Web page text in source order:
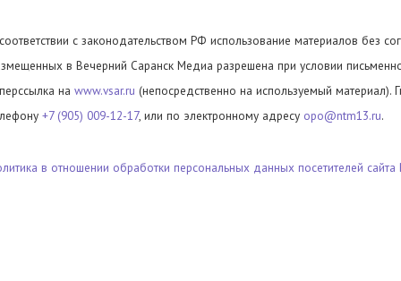
с законодательством РФ использование материалов без
в Вечерний Саранск Медиа разрешена при условии
на www.vsar.ru (непосредственно на используемый материал).
+7 (905) 009-12-17, или по электронному адресу opo@ntm13.ru.
в отношении обработки персональных данных посетителей